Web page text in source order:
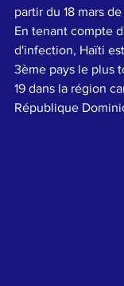
partir du 18 mars
En tenant compte
d'infection, Haïti
3ème pays le plus
19 dans la région
République